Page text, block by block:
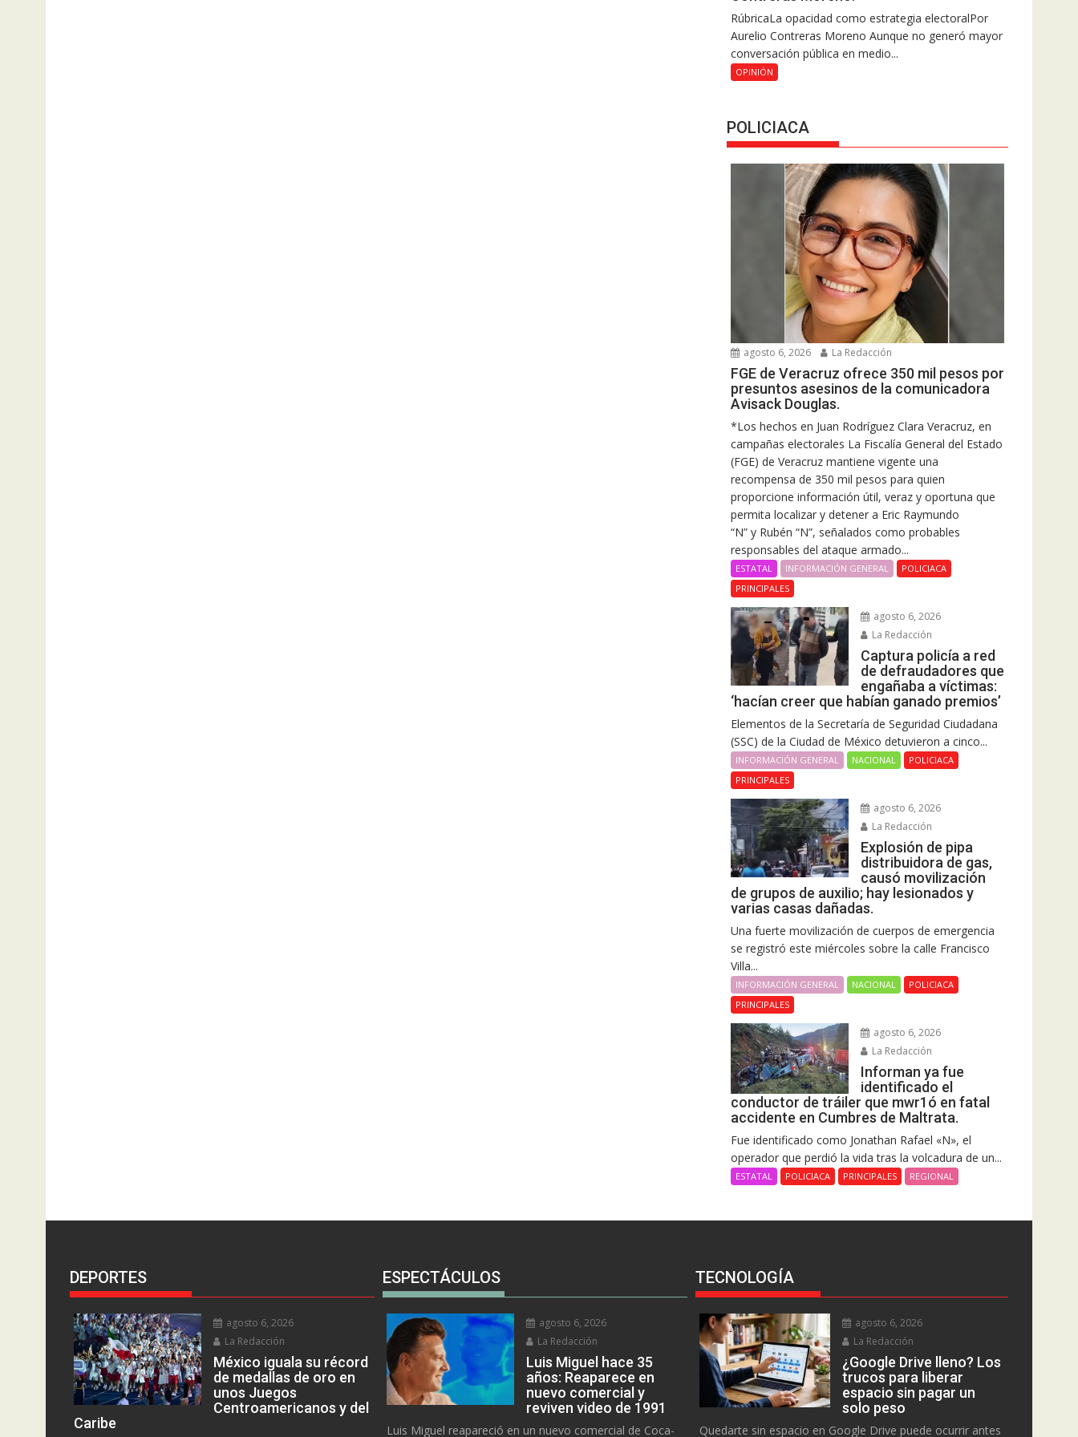
RúbricaLa opacidad como estrategia electoralPor
Aurelio Contreras Moreno Aunque no generó mayor
conversación pública en medio...
OPINIÓN
POLICIACA
agosto 6, 2026 La Redacción
FGE de Veracruz ofrece 350 mil pesos por
presuntos asesinos de la comunicadora
Avisack Douglas.
*Los hechos en Juan Rodríguez Clara Veracruz, en
campañas electorales La Fiscalía General del Estado
(FGE) de Veracruz mantiene vigente una
recompensa de 350 mil pesos para quien
proporcione información útil, veraz y oportuna que
permita localizar y detener a Eric Raymundo
“N” y Rubén “N”, señalados como probables
responsables del ataque armado...
ESTATAL INFORMACIÓN GENERAL
POLICIACA
PRINCIPALES
agosto 6, 2026
La Redacción
Captura policía a red
de defraudadores que
engañaba a víctimas:
‘hacían creer que habían ganado premios’
Elementos de la Secretaría de Seguridad Ciudadana
(SSC) de la Ciudad de México detuvieron a cinco...
INFORMACIÓN GENERAL NACIONAL
POLICIACA
PRINCIPALES
agosto 6, 2026
La Redacción
Explosión de pipa
distribuidora de gas,
causó movilización
de grupos de auxilio; hay lesionados y
varias casas dañadas.
Una fuerte movilización de cuerpos de emergencia
se registró este miércoles sobre la calle Francisco
Villa...
INFORMACIÓN GENERAL NACIONAL
POLICIACA
PRINCIPALES
agosto 6, 2026
La Redacción
Informan ya fue
identificado el
conductor de tráiler que mwr1ó en fatal
accidente en Cumbres de Maltrata.
Fue identificado como Jonathan Rafael «N», el
operador que perdió la vida tras la volcadura de un...
ESTATAL POLICIACA PRINCIPALES REGIONAL
DEPORTES
agosto 6, 2026
La Redacción
México iguala su récord
de medallas de oro en
unos Juegos
Centroamericanos y del
Caribe
ESPECTÁCULOS
agosto 6, 2026
La Redacción
Luis Miguel hace 35
años: Reaparece en
nuevo comercial y
reviven video de 1991
Luis Miguel reapareció en un nuevo comercial de Coca-
TECNOLOGÍA
agosto 6, 2026
La Redacción
¿Google Drive lleno? Los
trucos para liberar
espacio sin pagar un
solo peso
Quedarte sin espacio en Google Drive puede ocurrir antes